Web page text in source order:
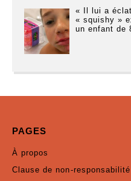
« Il lui a
« squishy »
un enfant de
PAGES
À propos
Clause de non-responsabilité